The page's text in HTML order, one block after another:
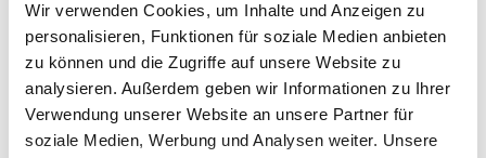
Wir verwenden Cookies, um Inhalte und Anzeigen zu
personalisieren, Funktionen für soziale Medien anbieten
zu können und die Zugriffe auf unsere Website zu
analysieren. Außerdem geben wir Informationen zu Ihrer
Verwendung unserer Website an unsere Partner für
soziale Medien, Werbung und Analysen weiter. Unsere
Details
07389 Ranis-Ludwigshof
OG - Saalfeld e.V.
Am Weidig
07318 Saalfeld